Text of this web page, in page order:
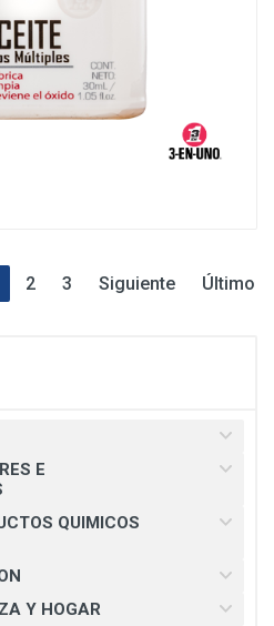
E
QUIMICOS
Y HOGAR
2 3 Siguiente Último